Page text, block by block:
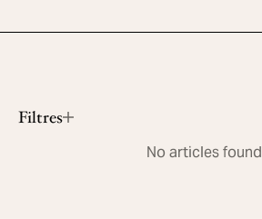
Filtres
No articles found